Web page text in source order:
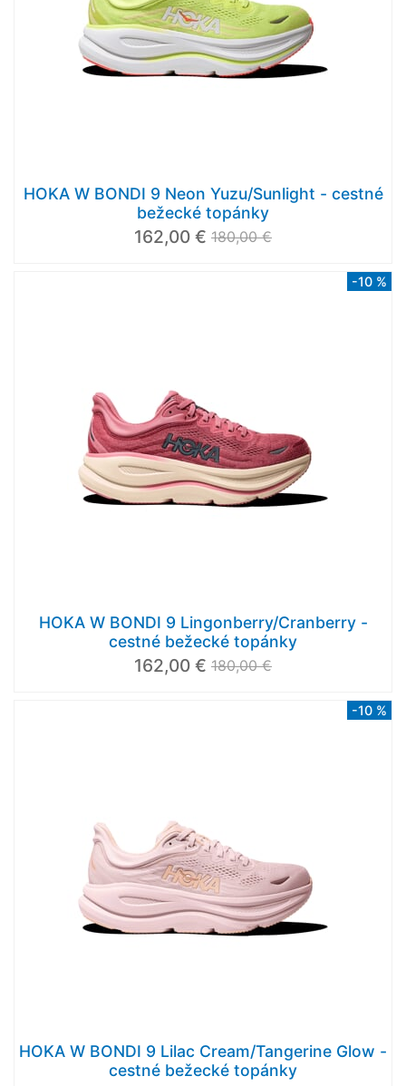
HOKA W BONDI 9 Neon Yuzu/Sunlight - cestné
bežecké topánky
162,00 € 180,00 €
-10 %
HOKA W BONDI 9 Lingonberry/Cranberry -
cestné bežecké topánky
162,00 € 180,00 €
-10 %
HOKA W BONDI 9 Lilac Cream/Tangerine Glow -
cestné bežecké topánky